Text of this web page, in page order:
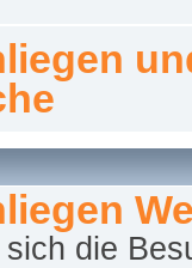
die